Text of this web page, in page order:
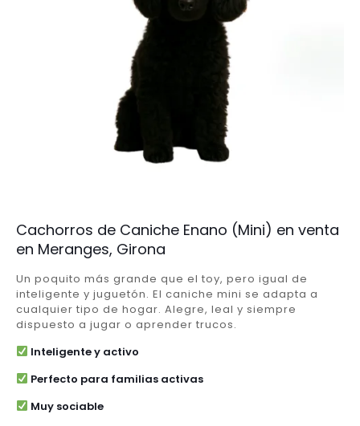
Cachorros de Caniche Enano (Mini) en venta
en Meranges, Girona
Un poquito más grande que el toy, pero igual de
inteligente y juguetón. El caniche mini se adapta a
cualquier tipo de hogar. Alegre, leal y siempre
dispuesto a jugar o aprender trucos.
Inteligente y activo
Perfecto para familias activas
Muy sociable